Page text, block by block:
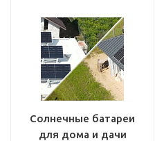
Солнечные батареи
для дома и дачи